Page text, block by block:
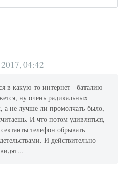
04:42
в какую-то интернет​ - баталию
ну очень радикальных
а не лучше ли промолчать было,
И что потом удивляться,
телефон обрывать
И действительно